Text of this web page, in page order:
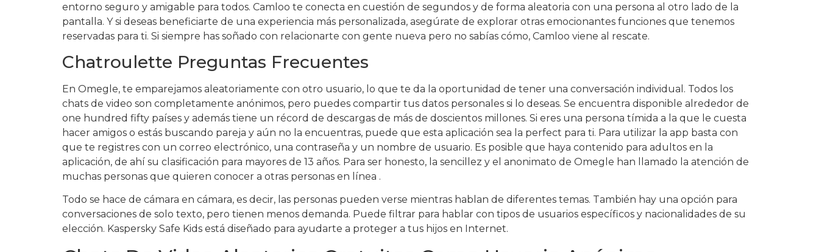
entorno seguro y amigable para todos. Camloo te conecta en cuestión de segundos y de forma aleatoria con una persona al otro lado de la
pantalla. Y si deseas beneficiarte de una experiencia más personalizada, asegúrate de explorar otras emocionantes funciones que tenemos
reservadas para ti. Si siempre has soñado con relacionarte con gente nueva pero no sabías cómo, Camloo viene al rescate.
Chatroulette Preguntas Frecuentes
En Omegle, te emparejamos aleatoriamente con otro usuario, lo que te da la oportunidad de tener una conversación individual. Todos los
chats de video son completamente anónimos, pero puedes compartir tus datos personales si lo deseas. Se encuentra disponible alrededor de
one hundred fifty países y además tiene un récord de descargas de más de doscientos millones. Si eres una persona tímida a la que le cuesta
hacer amigos o estás buscando pareja y aún no la encuentras, puede que esta aplicación sea la perfect para ti. Para utilizar la app basta con
que te registres con un correo electrónico, una contraseña y un nombre de usuario. Es posible que haya contenido para adultos en la
aplicación, de ahí su clasificación para mayores de 13 años. Para ser honesto, la sencillez y el anonimato de Omegle han llamado la atención de
muchas personas que quieren conocer a otras personas en línea .
Todo se hace de cámara en cámara, es decir, las personas pueden verse mientras hablan de diferentes temas. También hay una opción para
conversaciones de solo texto, pero tienen menos demanda. Puede filtrar para hablar con tipos de usuarios específicos y nacionalidades de su
elección. Kaspersky Safe Kids está diseñado para ayudarte a proteger a tus hijos en Internet.